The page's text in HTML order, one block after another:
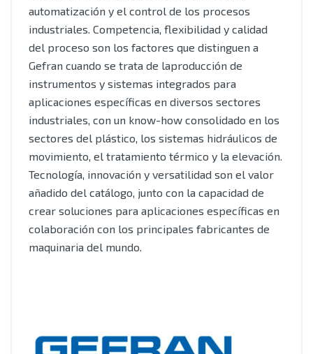
automatización y el control de los procesos
industriales. Competencia, flexibilidad y calidad
del proceso son los factores que distinguen a
Gefran cuando se trata de laproducción de
instrumentos y sistemas integrados para
aplicaciones específicas en diversos sectores
industriales, con un know-how consolidado en los
sectores del plástico, los sistemas hidráulicos de
movimiento, el tratamiento térmico y la elevación.
Tecnología, innovación y versatilidad son el valor
añadido del catálogo, junto con la capacidad de
crear soluciones para aplicaciones específicas en
colaboración con los principales fabricantes de
maquinaria del mundo.